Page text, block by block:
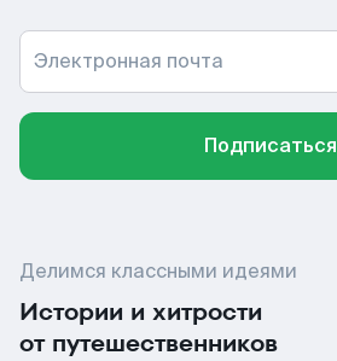
Электронная почта
Подписаться
Делимся классными идеями
Истории и хитрости
от путешественников